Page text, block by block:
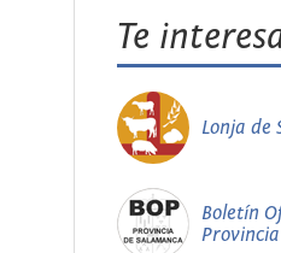
Te
Lonja de
Boletín
Provincia